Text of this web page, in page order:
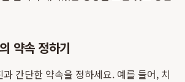
약속 정하기
간단한 약속을 정하세요. 예를 들어, 치